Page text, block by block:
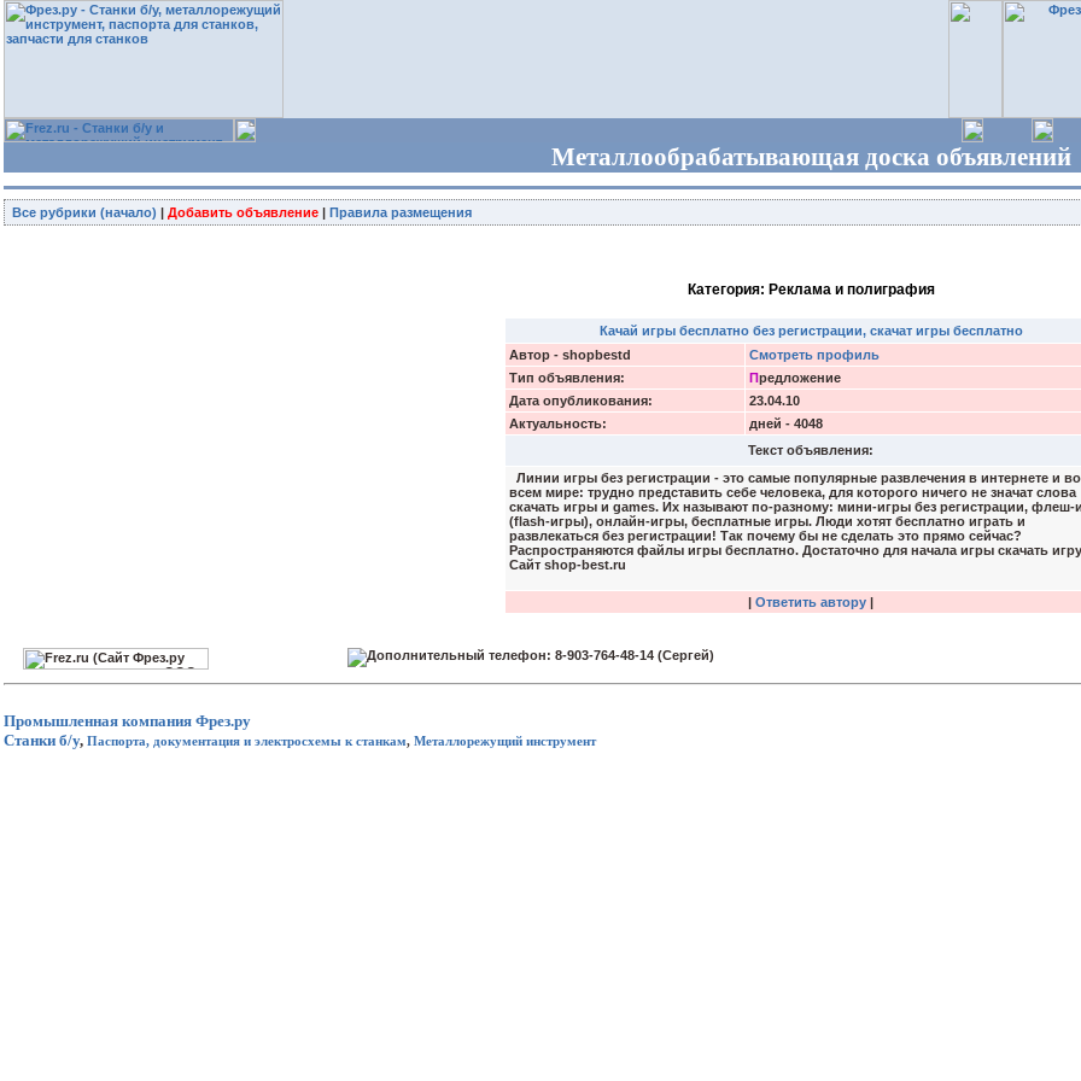
Металлообрабатывающая доска объявлений
Все рубрики (начало) | Добавить объявление | Правила размещения
Категория: Реклама и полиграфия
Качай игры бесплатно без регистрации, скачат игры бесплатно
Автор - shopbestd
Смотреть профиль
Тип объявления:
Предложение
Дата опубликования:
23.04.10
Актуальность:
дней - 4048
Текст объявления:
Линии игры без регистрации - это самые популярные развлечения в интернете и во
всем мире: трудно представить себе человека, для которого ничего не значат слова
скачать игры и games. Их называют по-разному: мини-игры без регистрации, флеш-
(flash-игры), онлайн-игры, бесплатные игры. Люди хотят бесплатно играть и
развлекаться без регистрации! Так почему бы не сделать это прямо сейчас?
Распространяются файлы игры бесплатно. Достаточно для начала игры скачать
Сайт shop-best.ru
| Ответить автору |
Промышленная компания Фрез.ру
Станки б/у, Паспорта, документация и электросхемы к станкам, Металлорежущий инструмент